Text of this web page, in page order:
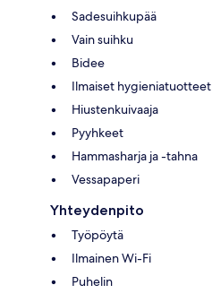
Sadesuihkupää
Vain suihku
Bidee
Ilmaiset hygieniatuotteet
Hiustenkuivaaja
Pyyhkeet
Hammasharja ja -tahna
Vessapaperi
Yhteydenpito
Työpöytä
Ilmainen Wi-Fi
Puhelin